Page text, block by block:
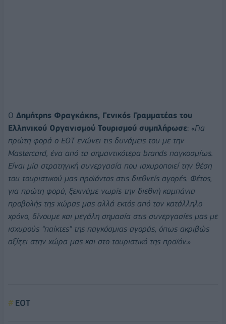
Ο Δημήτρης Φραγκάκης, Γενικός Γραμματέας του
Ελληνικού Οργανισμού Τουρισμού συμπλήρωσε: «Για
πρώτη φορά ο ΕΟΤ ενώνει τις δυνάμεις του με την
Mastercard, ένα από τα σημαντικότερα brands παγκοσμίως.
Είναι μία στρατηγική συνεργασία που ισχυροποιεί την θέση
του τουριστικού μας προϊόντος στις διεθνείς αγορές. Φέτος,
για πρώτη φορά, ξεκινάμε νωρίς την διεθνή καμπάνια
προβολής της χώρας μας αλλά εκτός από τον κατάλληλο
χρόνο, δίνουμε και μεγάλη σημασία στις συνεργασίες μας με
ισχυρούς “παίκτες” της παγκόσμιας αγοράς, όπως ακριβώς
αξίζει στην χώρα μας και στο τουριστικό της προϊόν.»
ΕΟΤ